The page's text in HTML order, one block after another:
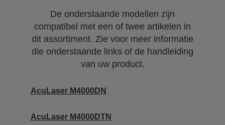
De onderstaande modellen zijn
compatibel met een of twee artikelen in
dit assortiment. Zie voor meer informatie
die onderstaande links of de handleiding
van uw product.
AcuLaser M4000DN
AcuLaser M4000DTN